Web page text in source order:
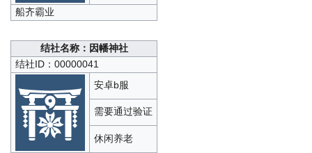
船齐霸业
结社名称：因幡神社
结社ID：00000041
安卓b服
需要通过验证
休闲养老